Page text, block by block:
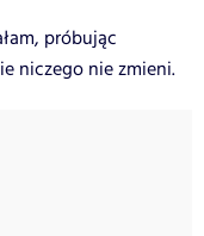
próbując
niczego nie zmieni.